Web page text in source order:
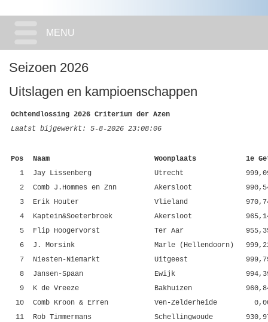
MENU
Seizoen 2026
Uitslagen en kampioenschappen
Ochtendlossing 2026 Criterium der Azen
Laatst bijgewerkt: 5-8-2026 23:08:06
Pos Naam Woonplaats
1e
1
Jay Lissenberg Utrecht
2
Comb J.Hommes en Znn Akersloot
3
Erik Houter Vlieland
4
Kaptein&Soeterbroek Akersloot
5
Flip Hoogervorst Ter Aar
6
J. Morsink Marle (Hellendoorn)
7
Niesten-Niemarkt Uitgeest
8
Jansen-Spaan Ewijk
9
K de Vreeze Bakhuizen
10
Comb Kroon & Erren Ven-Zelderheide
11
Rob Timmermans Schellingwoude